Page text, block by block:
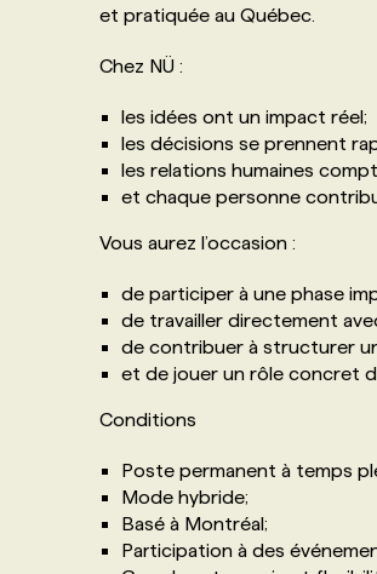
et pratiquée au Québec.
Chez NÜ :
les idées ont un impact réel;
les décisions se prennent
les relations humaines
et chaque personne
Vous aurez l’occasion :
de participer à une phase
de travailler directement
de contribuer à structurer
et de jouer un rôle concret
Conditions
Poste permanent à temps
Mode hybride;
Basé à Montréal;
Participation à des